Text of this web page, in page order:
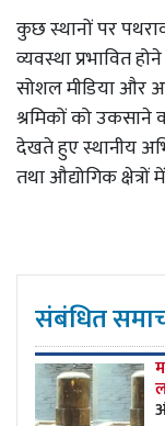
कुछ स्थानों पर
व्यवस्था प्रभावित
सोशल मीडिया और
श्रमिकों को उकसाने
देखते हुए स्थानीय
तथा औद्योगिक
संबंधित